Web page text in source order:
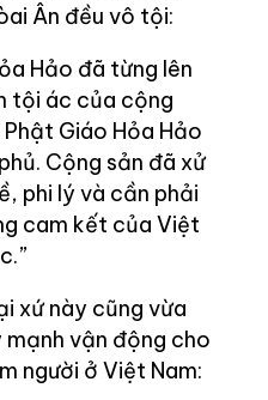
Ân đều vô tội:
Hảo đã từng lên
tội ác của cộng
Giáo Hỏa Hảo
Cộng sản đã xử
phi lý và cần phải
cam kết của Việt
xứ này cũng vừa
vận động cho
người ở Việt Nam: